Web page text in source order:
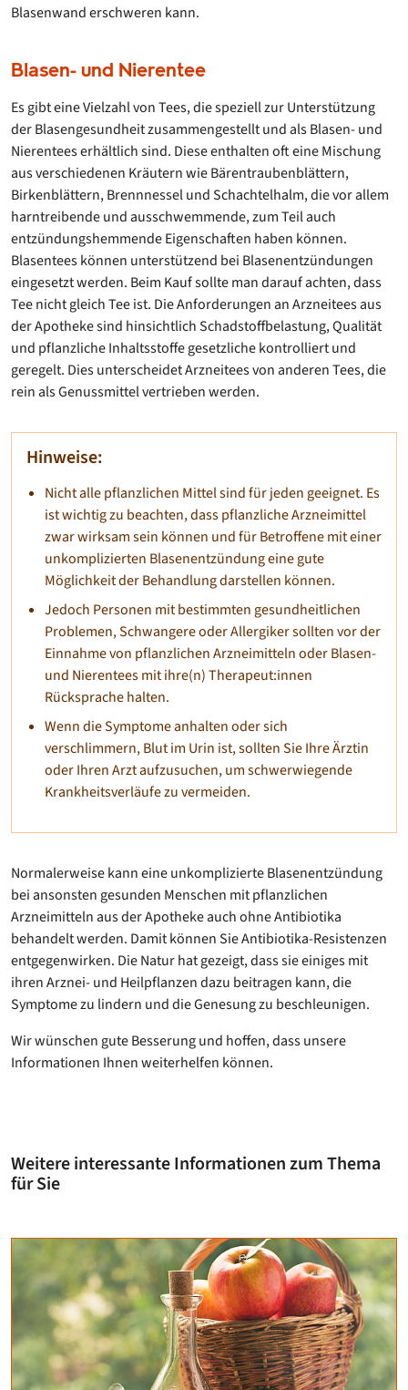
Blasenwand erschweren kann.
Blasen- und Nierentee
Es gibt eine Vielzahl von Tees, die speziell zur Unterstützung
der Blasengesundheit zusammengestellt und als Blasen- und
Nierentees erhältlich sind. Diese enthalten oft eine Mischung
aus verschiedenen Kräutern wie Bärentraubenblättern,
Birkenblättern, Brennnessel und Schachtelhalm, die vor allem
harntreibende und ausschwemmende, zum Teil auch
entzündungshemmende Eigenschaften haben können.
Blasentees können unterstützend bei Blasenentzündungen
eingesetzt werden. Beim Kauf sollte man darauf achten, dass
Tee nicht gleich Tee ist. Die Anforderungen an Arzneitees aus
der Apotheke sind hinsichtlich Schadstoffbelastung, Qualität
und pflanzliche Inhaltsstoffe gesetzliche kontrolliert und
geregelt. Dies unterscheidet Arzneitees von anderen Tees, die
rein als Genussmittel vertrieben werden.
Hinweise:
Nicht alle pflanzlichen Mittel sind für jeden geeignet. Es
ist wichtig zu beachten, dass pflanzliche Arzneimittel
zwar wirksam sein können und für Betroffene mit einer
unkomplizierten Blasenentzündung eine gute
Möglichkeit der Behandlung darstellen können.
Jedoch Personen mit bestimmten gesundheitlichen
Problemen, Schwangere oder Allergiker sollten vor der
Einnahme von pflanzlichen Arzneimitteln oder Blasen-
und Nierentees mit ihre(n) Therapeut:innen
Rücksprache halten.
Wenn die Symptome anhalten oder sich
verschlimmern, Blut im Urin ist, sollten Sie Ihre Ärztin
oder Ihren Arzt aufzusuchen, um schwerwiegende
Krankheitsverläufe zu vermeiden.
Normalerweise kann eine unkomplizierte Blasenentzündung
bei ansonsten gesunden Menschen mit pflanzlichen
Arzneimitteln aus der Apotheke auch ohne Antibiotika
behandelt werden. Damit können Sie Antibiotika-Resistenzen
entgegenwirken. Die Natur hat gezeigt, dass sie einiges mit
ihren Arznei- und Heilpflanzen dazu beitragen kann, die
Symptome zu lindern und die Genesung zu beschleunigen.
Wir wünschen gute Besserung und hoffen, dass unsere
Informationen Ihnen weiterhelfen können.
Weitere interessante Informationen zum Thema
für Sie